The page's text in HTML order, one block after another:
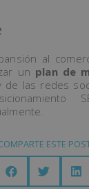
al
un plan de
las redes
ESTE